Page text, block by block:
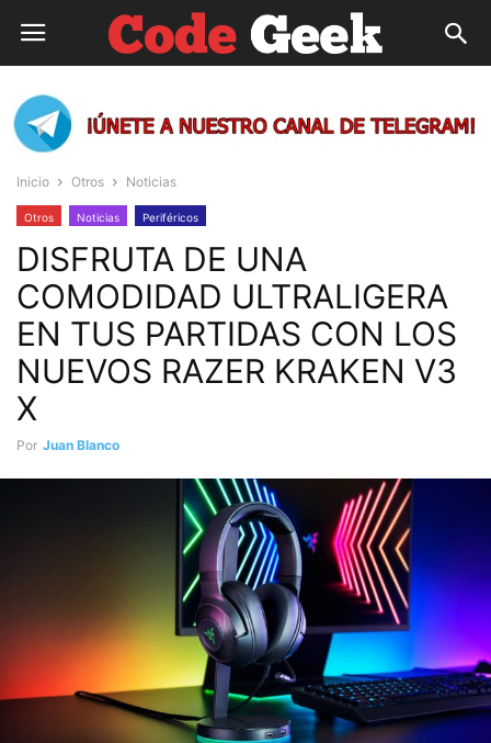
Inicio Otros Noticias
Otros Noticias Periféricos
DISFRUTA DE UNA
COMODIDAD ULTRALIGERA
EN TUS PARTIDAS CON LOS
NUEVOS RAZER KRAKEN V3
X
Por Juan Blanco